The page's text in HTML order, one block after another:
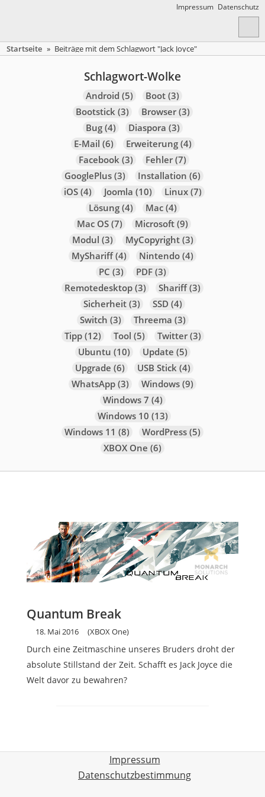
Impressum Datenschutz
Startseite » Beiträge mit dem Schlagwort "Jack Joyce"
Schlagwort-Wolke
Android (5) Boot(3)
Bootstick(3) Browser(3)
Bug(4) Diaspora (3)
E-Mail (6) Erweiterung(4)
Facebook(3) Fehler(7)
GooglePlus(3) Installation (6)
iOS(4) Joomla (10) Linux(7)
Lösung(4) Mac(4)
Mac OS(7) Microsoft(9)
Modul (3) MyCopyright(3)
MyShariff(4) Nintendo(4)
PC (3) PDF(3)
Remotedesktop(3) Shariff(3)
Sicherheit(3) SSD (4)
Switch (3) Threema (3)
Tipp(12) Tool (5) Twitter(3)
Ubuntu (10) Update (5)
Upgrade (6) USB Stick(4)
WhatsApp(3) Windows(9)
Windows 7 (4)
Windows 10 (13)
Windows 11 (8) WordPress(5)
XBOX One (6)
Quantum Break
18. Mai 2016 (XBOX One)
Durch eine Zeitmaschine unseres Bruders droht der
absolute Stillstand der Zeit. Schafft es Jack Joyce die
Welt davor zu bewahren?
Impressum
Datenschutzbestimmung